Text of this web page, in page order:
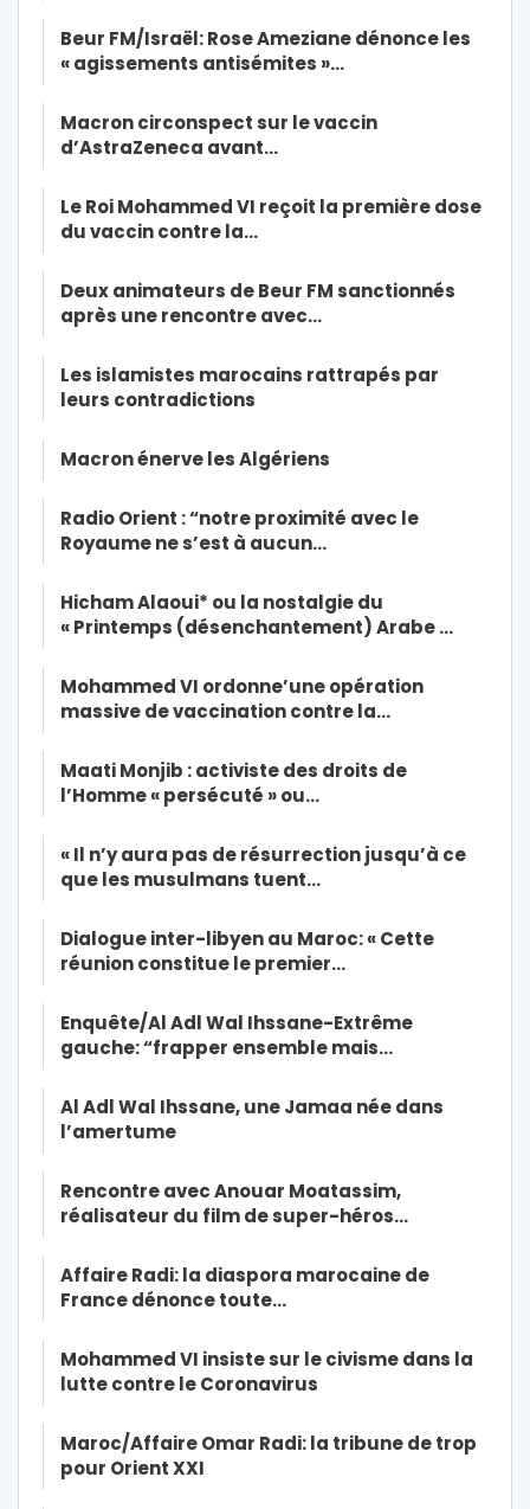
Beur FM/Israël: Rose Ameziane dénonce les
« agissements antisémites »…
Macron circonspect sur le vaccin
d’AstraZeneca avant…
Le Roi Mohammed VI reçoit la première dose
du vaccin contre la…
Deux animateurs de Beur FM sanctionnés
après une rencontre avec…
Les islamistes marocains rattrapés par
leurs contradictions
Macron énerve les Algériens
Radio Orient : “notre proximité avec le
Royaume ne s’est à aucun…
Hicham Alaoui* ou la nostalgie du
« Printemps (désenchantement) Arabe …
Mohammed VI ordonne’une opération
massive de vaccination contre la…
Maati Monjib : activiste des droits de
l’Homme « persécuté » ou…
« Il n’y aura pas de résurrection jusqu’à ce
que les musulmans tuent…
Dialogue inter-libyen au Maroc: « Cette
réunion constitue le premier…
Enquête/Al Adl Wal Ihssane-Extrême
gauche: “frapper ensemble mais…
Al Adl Wal Ihssane, une Jamaa née dans
l’amertume
Rencontre avec Anouar Moatassim,
réalisateur du film de super-héros…
Affaire Radi: la diaspora marocaine de
France dénonce toute…
Mohammed VI insiste sur le civisme dans la
lutte contre le Coronavirus
Maroc/Affaire Omar Radi: la tribune de trop
pour Orient XXI